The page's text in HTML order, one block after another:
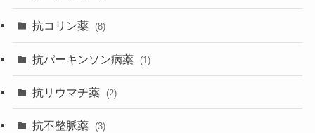
抗コリン薬 (8)
抗パーキンソン病薬 (1)
抗リウマチ薬 (2)
抗不整脈薬 (3)